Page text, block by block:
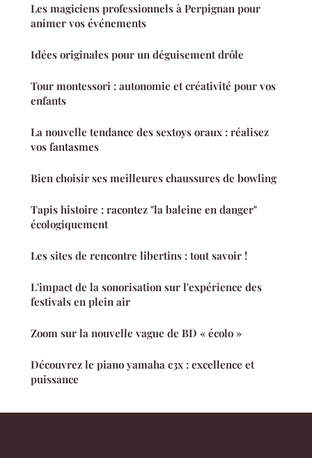
Les magiciens professionnels à Perpignan pour
animer vos événements
Idées originales pour un déguisement drôle
Tour montessori : autonomie et créativité pour vos
enfants
La nouvelle tendance des sextoys oraux : réalisez
vos fantasmes
Bien choisir ses meilleures chaussures de bowling
Tapis histoire : racontez "la baleine en danger"
écologiquement
Les sites de rencontre libertins : tout savoir !
L'impact de la sonorisation sur l'expérience des
festivals en plein air
Zoom sur la nouvelle vague de BD « écolo »
Découvrez le piano yamaha c3x : excellence et
puissance